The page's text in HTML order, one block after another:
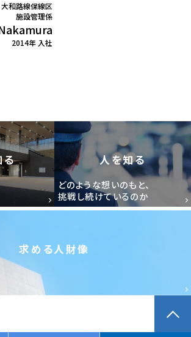
大和路線保線区
施設管理係
2014年 入社
る 人を知る
どのような想いのもと、
挑戦し続けているのか
求める人財像